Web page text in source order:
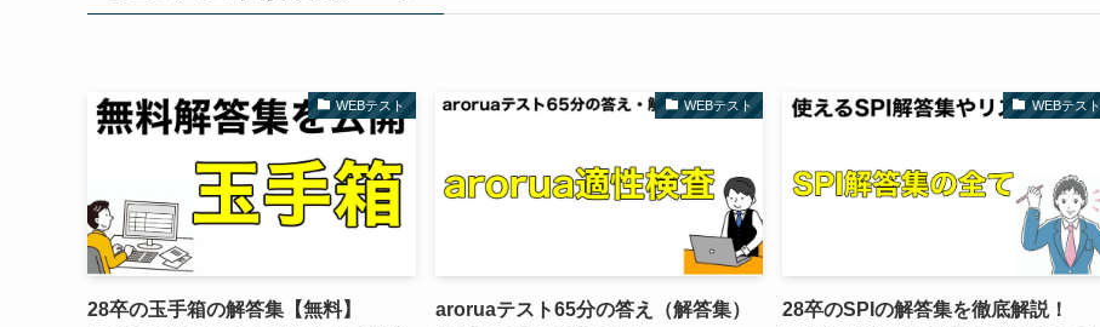
WEBテスト
28卒の玉手箱の解答集【無料】
WEBテスト
aroruaテスト65分の答え（解答集）
WEBテスト
28卒のSPIの解答集を徹底解説！